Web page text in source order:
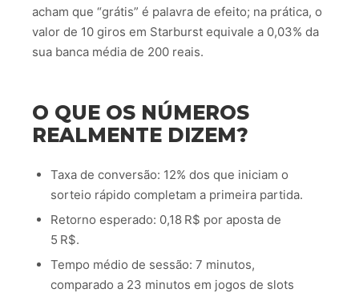
acham que “grátis” é palavra de efeito; na prática, o
valor de 10 giros em Starburst equivale a 0,03% da
sua banca média de 200 reais.
O QUE OS NÚMEROS
REALMENTE DIZEM?
Taxa de conversão: 12% dos que iniciam o
sorteio rápido completam a primeira partida.
Retorno esperado: 0,18 R$ por aposta de
5 R$.
Tempo médio de sessão: 7 minutos,
comparado a 23 minutos em jogos de slots